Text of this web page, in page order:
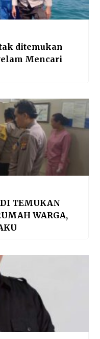
ditemukan
Mencari
TEMUKAN
WARGA,